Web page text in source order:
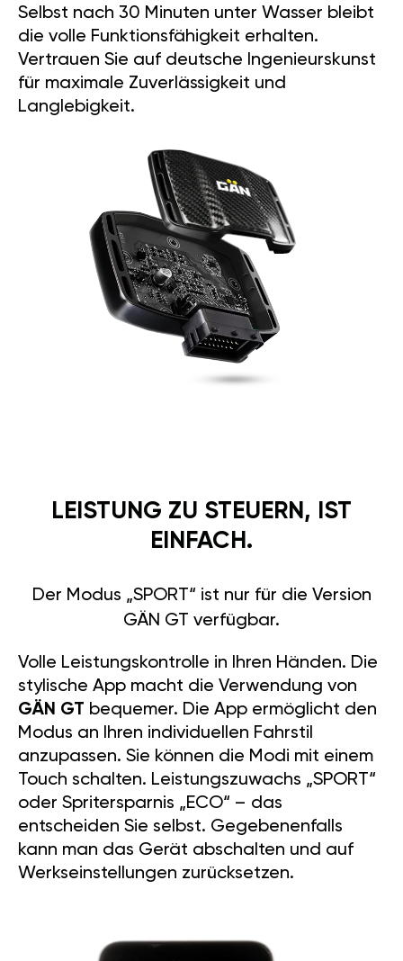
Selbst nach 30 Minuten unter Wasser bleibt
die volle Funktionsfähigkeit erhalten.
Vertrauen Sie auf deutsche Ingenieurskunst
für maximale Zuverlässigkeit und
Langlebigkeit.
LEISTUNG ZU STEUERN, IST
EINFACH.
Der Modus „SPORT“ ist nur für die Version
GÄN GT verfügbar.
Volle Leistungskontrolle in Ihren Händen. Die
stylische App macht die Verwendung von
GÄN GT bequemer. Die App ermöglicht den
Modus an Ihren individuellen Fahrstil
anzupassen. Sie können die Modi mit einem
Touch schalten. Leistungszuwachs „SPORT“
oder Spritersparnis „ECO“ – das
entscheiden Sie selbst. Gegebenenfalls
kann man das Gerät abschalten und auf
Werkseinstellungen zurücksetzen.